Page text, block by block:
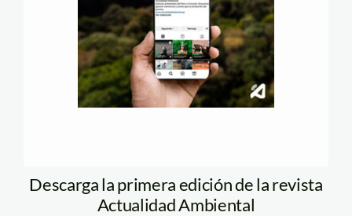
Descarga la primera edición de la revista
Actualidad Ambiental